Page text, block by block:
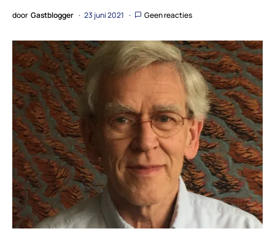
door Gastblogger 23 juni 2021 Geen reacties